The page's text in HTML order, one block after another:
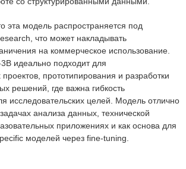
эта модель распространяется под
что может накладывать
на коммерческое использование.
идеально подходит для
проектов, прототипирования и разработки
решений, где важна гибкость
исследовательских целей. Модель отлично
анализа данных, технической
приложениях и как основа для
моделей через fine-tuning.